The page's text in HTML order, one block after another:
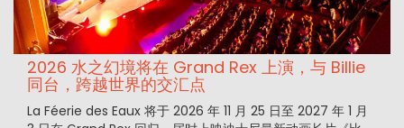
2026 水之幻境将在 Grand Rex 上演，与 Billie
同台，跨越世界的交汇点
La Féerie des Eaux 将于 2026 年 11 月 25 日至 2027 年 1 月